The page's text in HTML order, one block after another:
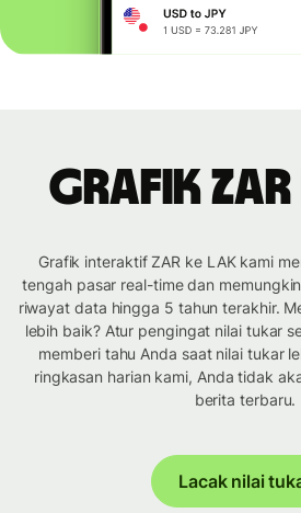
Grafik ZAR
Grafik interaktif ZAR ke LAK kami
tengah pasar real-time dan
riwayat data hingga 5 tahun terakhir.
lebih baik? Atur pengingat nilai tukar
memberi tahu Anda saat nilai tukar
ringkasan harian kami, Anda tidak
berita terbaru.
Lacak nilai